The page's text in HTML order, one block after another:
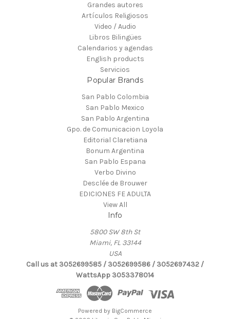
Grandes autores
Artículos Religiosos
Video / Audio
Libros Bilingües
Calendarios y agendas
English products
Servicios
Popular Brands
San Pablo Colombia
San Pablo Mexico
San Pablo Argentina
Gpo. de Comunicacion Loyola
Editorial Claretiana
Bonum Argentina
San Pablo Espana
Verbo Divino
Desclée de Brouwer
EDICIONES FE ADULTA
View All
Info
5800 SW 8th St
Miami, FL 33144
USA
Call us at 3052699585 / 3052699586 / 3052697432 /
WattsApp 3053378014
Powered by BigCommerce